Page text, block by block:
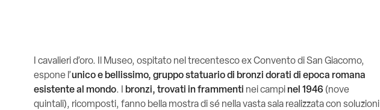
I cavalieri d’oro. Il Museo, ospitato nel trecentesco ex Convento di San Giacomo,
espone l’unico e bellissimo, gruppo statuario di bronzi dorati di epoca romana
esistente al mondo. I bronzi, trovati in frammenti nei campinel 1946 (nove
quintali), ricomposti, fanno bella mostra di sé nella vasta sala realizzata con soluzioni